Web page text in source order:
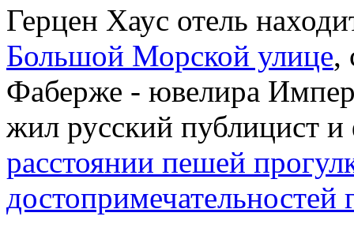
Герцен Хаус отель
Большой Морской улице,
Фаберже - ювелира
жил русский публицист
расстоянии пешей
достопримечательностей